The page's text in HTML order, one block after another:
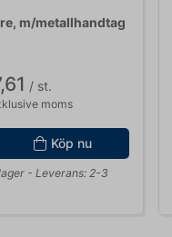
m/metallhandtag
/ st.
moms
Köp nu
- Leverans: 2-3